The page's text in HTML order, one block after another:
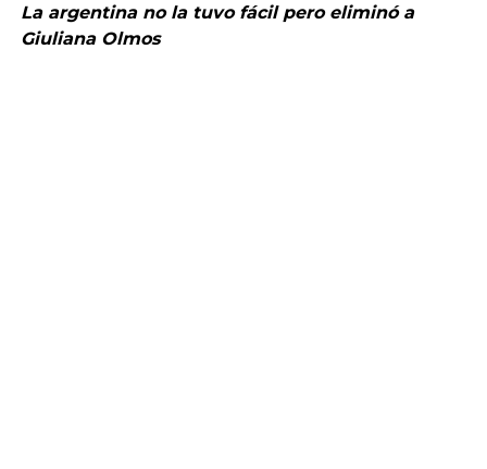
La argentina no la tuvo fácil pero eliminó a
Giuliana Olmos